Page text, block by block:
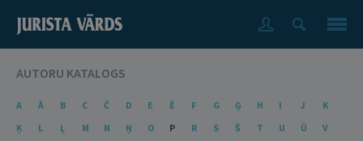
AUTORU KATALOGS
A Ā B C Č D E Ē F G Ģ H I J
K
Ķ
L Ļ M N Ņ O P R S Š T U Ū
V